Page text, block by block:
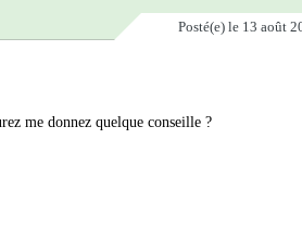
Posté(e) le 13 août
me donnez quelque conseille ?